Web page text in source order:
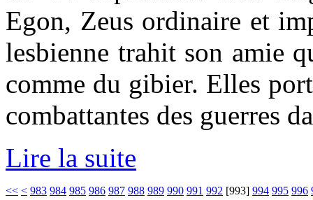
Egon, Zeus ordinaire et
lesbienne trahit son amie
comme du gibier. Elles
combattantes des guerres
Lire la suite
<< < 983 984 985 986 987 988 989 990 991 992 [993] 994 995 996